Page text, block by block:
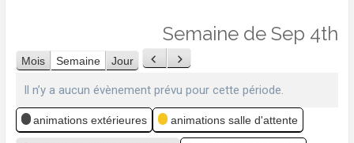
Semaine de Sep 4th
Mois Semaine Jour Précédent
Suivant
Il n’y a aucun évènement prévu pour cette période.
Catégories
animations extérieures animations salle d'attente